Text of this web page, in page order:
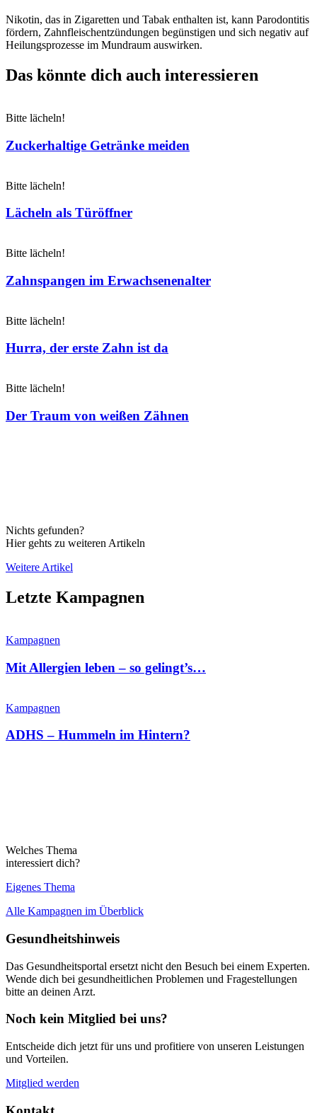
Nikotin, das in Zigaretten und Tabak enthalten ist, kann Parodontitis
fördern, Zahnfleischentzündungen begünstigen und sich negativ auf
Heilungsprozesse im Mundraum auswirken.
Das könnte dich auch interessieren
Bitte lächeln!
Zuckerhaltige Getränke meiden
Bitte lächeln!
Lächeln als Türöffner
Bitte lächeln!
Zahnspangen im Erwachsenenalter
Bitte lächeln!
Hurra, der erste Zahn ist da
Bitte lächeln!
Der Traum von weißen Zähnen
Nichts gefunden?
Hier gehts zu weiteren Artikeln
Weitere Artikel
Letzte Kampagnen
Kampagnen
Mit Allergien leben – so gelingt’s…
Kampagnen
ADHS – Hummeln im Hintern?
Welches Thema
interessiert dich?
Eigenes Thema
Alle Kampagnen im Überblick
Gesundheitshinweis
Das Gesundheitsportal ersetzt nicht den Besuch bei einem Experten.
Wende dich bei gesundheitlichen Problemen und Fragestellungen
bitte an deinen Arzt.
Noch kein Mitglied bei uns?
Entscheide dich jetzt für uns und profitiere von unseren Leistungen
und Vorteilen.
Mitglied werden